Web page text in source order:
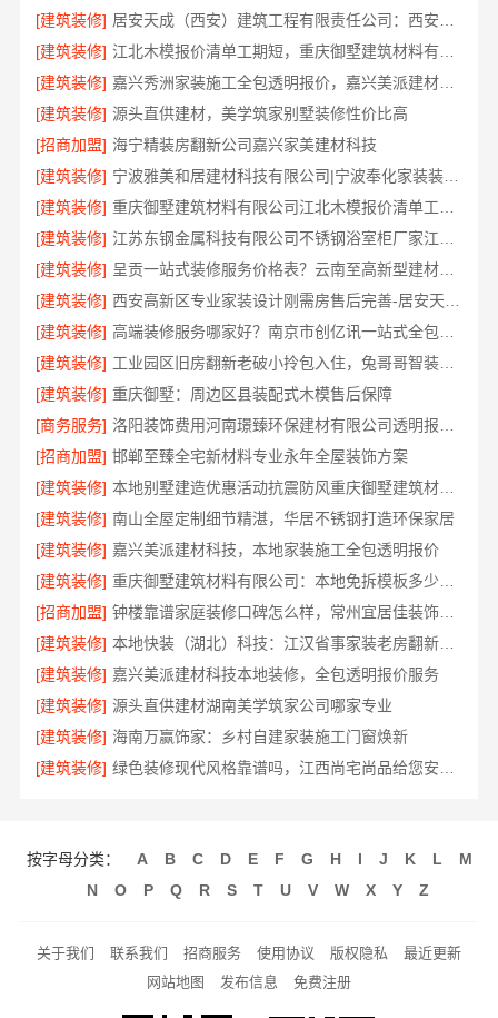
[建筑装修]
[建筑装修]
[建筑装修]
嘉兴秀洲家装施工全包透明报价，嘉兴美派建材科技有限公司
[建筑装修] 源头直供建材，美学筑家别墅装修性价比高
[招商加盟] 海宁精装房翻新公司嘉兴家美建材科技
[建筑装修]
宁波雅美和居建材科技有限公司|宁波奉化家装装修线下门店地址
[建筑装修]
[建筑装修]
[建筑装修]
呈贡一站式装修服务价格表？云南至高新型建材有限公司公开透明
[建筑装修]
[建筑装修]
[建筑装修]
工业园区旧房翻新老破小拎包入住，兔哥哥智装焕新居住体验
[建筑装修] 重庆御墅：周边区县装配式木模售后保障
[商务服务]
[招商加盟] 邯郸至臻全宅新材料专业永年全屋装饰方案
[建筑装修]
本地别墅建造优惠活动抗震防风重庆御墅建筑材料有限公司
[建筑装修] 南山全屋定制细节精湛，华居不锈钢打造环保家居
[建筑装修] 嘉兴美派建材科技，本地家装施工全包透明报价
[建筑装修]
[招商加盟]
钟楼靠谱家庭装修口碑怎么样，常州宜居佳装饰工程有限公司口碑解析
[建筑装修]
本地快装（湖北）科技：江汉省事家装老房翻新无忧入住
[建筑装修] 嘉兴美派建材科技本地装修，全包透明报价服务
[建筑装修] 源头直供建材湖南美学筑家公司哪家专业
[建筑装修] 海南万赢饰家：乡村自建家装施工门窗焕新
[建筑装修]
按字母分类： A B C D E F G H I J K L
M
N
O P Q R S T U V W X Y Z
关于我们 联系我们 招商服务 使用协议 版权隐私
最近更新
网站地图
发布信息 免费注册